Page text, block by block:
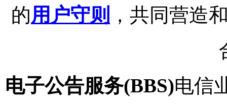
的用户守则 ，共同营造
电子公告服务(BBS)电信